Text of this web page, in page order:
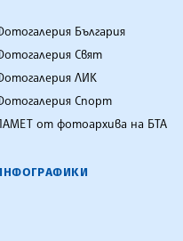
България
Свят
ЛИК
Спорт
от фотоархива на БТА